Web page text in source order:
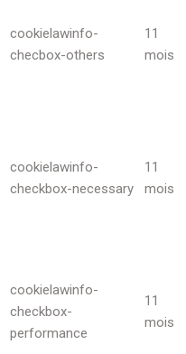
cookielawinfo-
checbox-others
11
mois
cookielawinfo-
checkbox-necessary
11
mois
cookielawinfo-
checkbox-
performance
11
mois